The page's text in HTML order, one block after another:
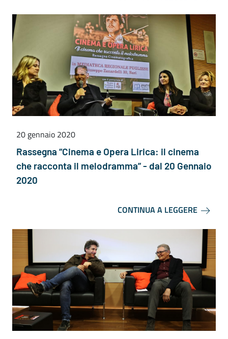
20 gennaio 2020
Rassegna “Cinema e Opera Lirica: il cinema
che racconta il melodramma” - dal 20 Gennaio
2020
CONTINUA A LEGGERE